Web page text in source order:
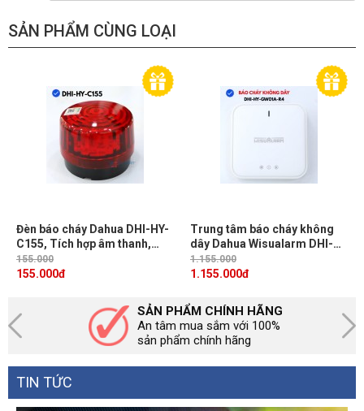
SẢN PHẨM CÙNG LOẠI
Đèn báo cháy Dahua DHI-HY-
C155, Tích hợp âm thanh,
Cảm biến nhạy bén
155.000
155.000đ
Trung tâm báo cháy không
dây Dahua Wisualarm DHI-
HY-GW01A-R4, Giao tiếp
Ethernet và Wifi, Hỗ trợ 4 đèn
1.155.000
1.155.000đ
SẢN PHẨM CHÍNH HÃNG
An tâm mua sắm với 100%
sản phẩm chính hãng
TIN TỨC